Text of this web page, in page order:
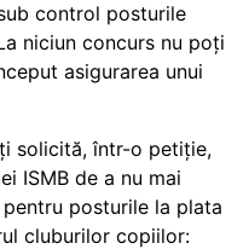
control posturile
niciun concurs nu poți
asigurarea unui
solicită, într-o petiție,
ISMB de a nu mai
posturile la plata
cluburilor copiilor: